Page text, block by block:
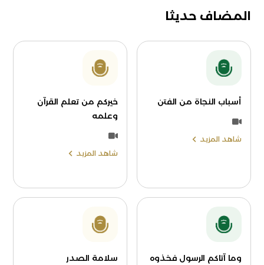
المضاف حديثا
أسباب النجاة من الفتن
شاهد المزيد
خيركم من تعلم القرآن
وعلمه
شاهد المزيد
وما آتاكم الرسول فخذوه
سلامة الصدر